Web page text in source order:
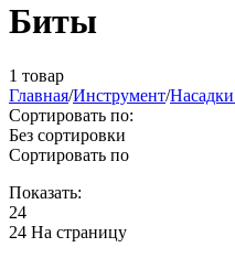
Биты
1 товар
Главная/Инструмент/
Сортировать по:
Без сортировки
Сортировать по
Показать:
24
24 На страницу